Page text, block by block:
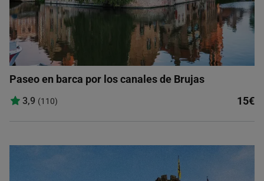
Paseo en barca por los canales de Brujas
3,9 (110) 15€